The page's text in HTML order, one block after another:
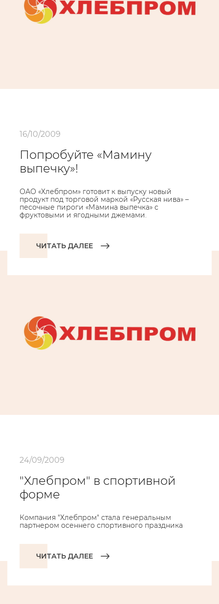
16/10/2009
Попробуйте «Мамину
выпечку»!
ОАО «Хлебпром» готовит к выпуску новый
продукт под торговой маркой «Русская нива» –
песочные пироги «Мамина выпечка» с
фруктовыми и ягодными джемами.
ЧИТАТЬ ДАЛЕЕ
24/09/2009
"Хлебпром" в спортивной
форме
Компания "Хлебпром" стала генеральным
партнером осеннего спортивного праздника
ЧИТАТЬ ДАЛЕЕ